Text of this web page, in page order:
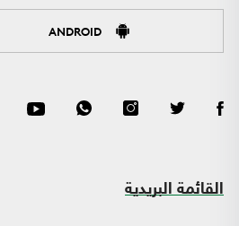
ANDROID
القائمة البريدية